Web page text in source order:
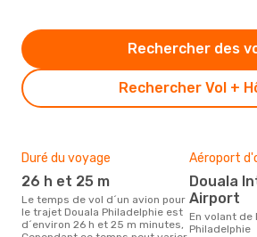
Rechercher Vol +
Rechercher des
Duré du voyage
26 h et 25 m
Le temps de vol d´un avion pour
le trajet Douala Philadelphie est
d´environ 26 h et 25 m minutes,
Aéroport
Douala International
Airport
En volant de Douala à
Philadelphie